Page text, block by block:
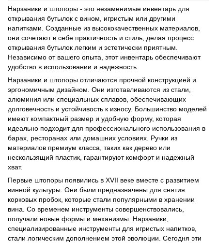
Нарзаники и штопоры - это незаменимые инвентарь для
открывания бутылок с вином, игристым или другими
напитками. Созданные из высококачественных материалов,
они сочетают в себе практичность и стиль, делая процесс
открывания бутылок легким и эстетически приятным.
Независимо от вашего опыта, этот инвентарь обеспечивают
удобство в использовании и надежность.
Нарзаники и штопоры отличаются прочной конструкцией и
эргономичным дизайном. Они изготавливаются из стали,
алюминия или специальных сплавов, обеспечивающих
долговечность и устойчивость к износу. Большинство моделей
имеют компактный размер и удобную форму, которая
идеально подходит для профессионального использования в
барах, ресторанах или домашних условиях. Ручки из
материалов премиум класса, таких как дерево или
нескользящий пластик, гарантируют комфорт и надежный
хват.
Первые штопоры появились в XVII веке вместе с развитием
винной культуры. Они были предназначены для снятия
корковых пробок, которые стали популярными в хранении
вина. Со временем инструменты совершенствовались,
получали новые формы и механизмы. Нарзаники,
специализированные инструменты для игристых напитков,
стали логическим дополнением этой эволюции. Сегодня эти